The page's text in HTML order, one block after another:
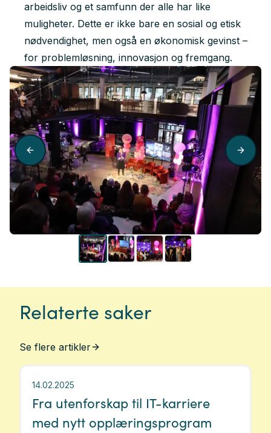
arbeidsliv og et samfunn der alle har like
muligheter. Dette er ikke bare en sosial og etisk
nødvendighet, men også en økonomisk gevinst –
for problemløsning, innovasjon og fremgang.
Relaterte saker
Se flere artikler
14.02.2025
Fra utenforskap til IT-karriere
med nytt opplæringsprogram